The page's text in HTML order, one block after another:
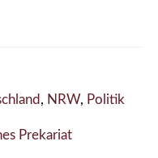
, NRW, Politik
Prekariat